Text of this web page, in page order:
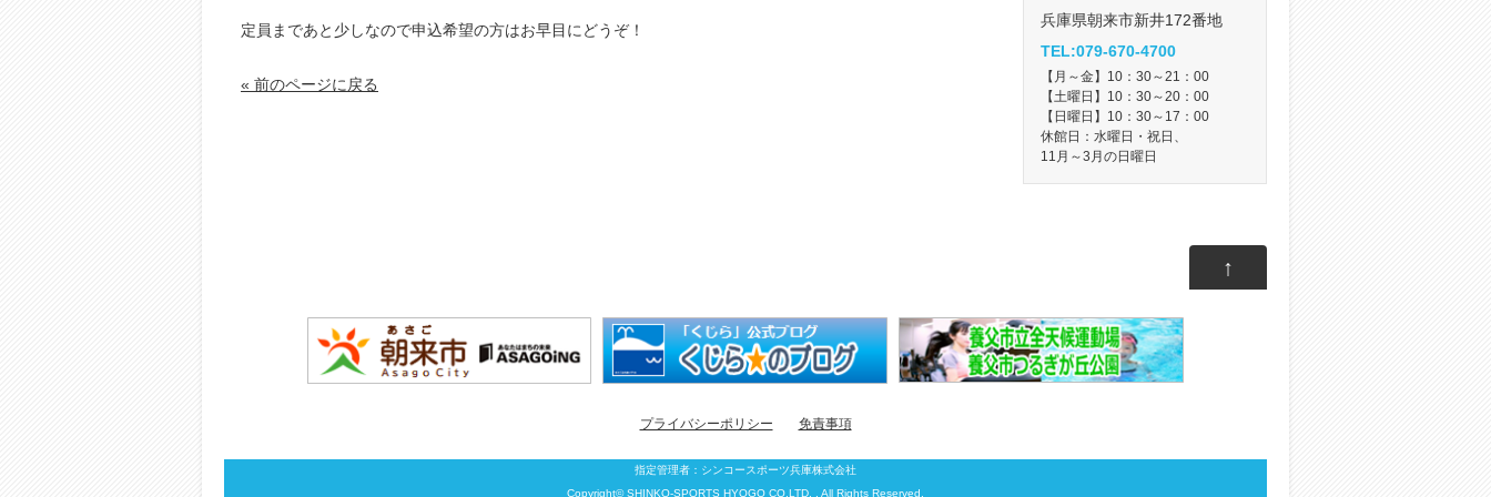
定員まであと少しなので申込希望の方はお早目にどうぞ！
« 前のページに戻る
兵庫県朝来市新井172番地
TEL:079-670-4700
【月～金】10：30～21：00
【土曜日】10：30～20：00
【日曜日】10：30～17：00
休館日：水曜日・祝日、
11月～3月の日曜日
↑
プライバシーポリシー 免責事項
指定管理者： シンコースポーツ兵庫株式会社
Copyright© SHINKO-SPORTS HYOGO CO.LTD. , All Rights Reserved.